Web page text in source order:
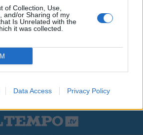
of Collection, Use,
and/or Sharing of my
Is Unrelated with the
it was collected.
Data Access Privacy Policy